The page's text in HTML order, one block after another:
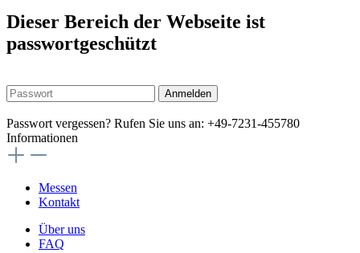
Dieser Bereich der Webseite ist
passwortgeschützt
Anmelden
Passwort vergessen? Rufen Sie uns an: +49-7231-455780
Informationen
Messen
Kontakt
Über uns
FAQ